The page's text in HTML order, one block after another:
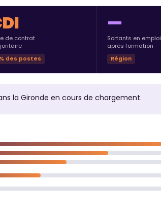
de contrat
des postes
—
Sortants en emploi
après formation
Région
la Gironde en cours de chargement.